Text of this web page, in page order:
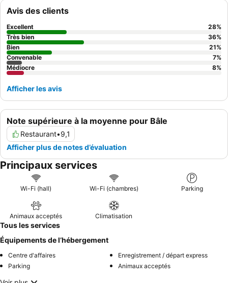
dépassant souvent les attentes pour un hôtel économique. Pour
une expérience plus calme, pensez à demander une chambre
éloignée des voies ferrées.
Note supérieure à la moyenne pour Bâle
Restaurant•9,1
Afficher plus de notes d’évaluation
Avis des clients
Excellent 28%
Très bien
36%
Bien
21%
Convenable
7%
Médiocre
8%
Afficher les avis
Principaux services
Wi-Fi (hall) Wi-Fi (chambres) Parking
Animaux acceptés Climatisation
Tous les services
Équipements de l’hébergement
Centre d'affaires
Enregistrement / départ express
Parking
Animaux acceptés